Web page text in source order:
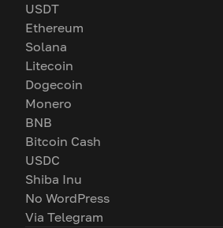
USDT
Ethereum
Solana
Litecoin
Dogecoin
Monero
BNB
Bitcoin Cash
USDC
Shiba Inu
No WordPress
Via Telegram